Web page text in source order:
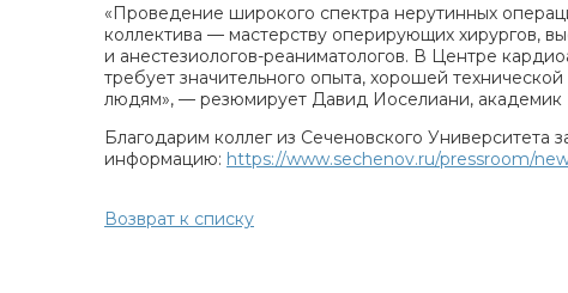
«Проведение широкого спектра нерутинных
коллектива — мастерству оперирующих хирургов,
и анестезиологов-реаниматологов. В Центре
требует значительного опыта, хорошей
людям», — резюмирует Давид Иоселиани,
Благодарим коллег из Сеченовского Университета
информацию: https://www.sechenov.ru/pressroom/
Возврат к списку